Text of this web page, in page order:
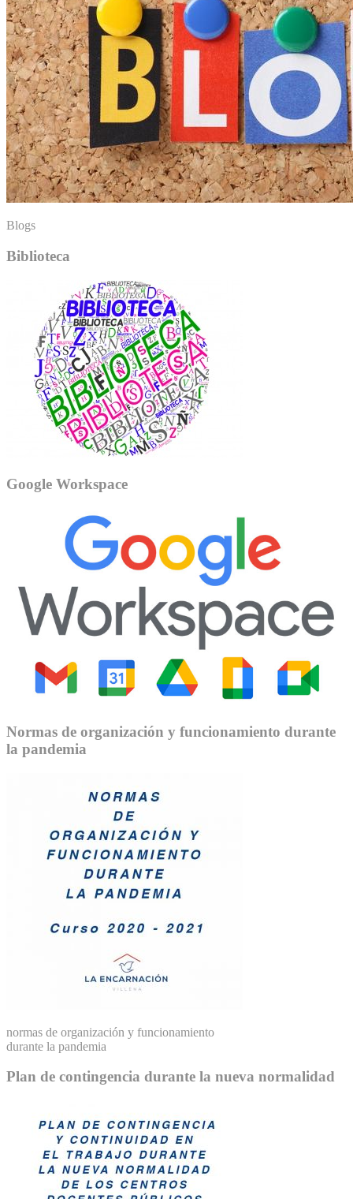
Blogs
Biblioteca
Google Workspace
Normas de organización y funcionamiento durante
la pandemia
normas de organización y funcionamiento
durante la pandemia
Plan de contingencia durante la nueva normalidad